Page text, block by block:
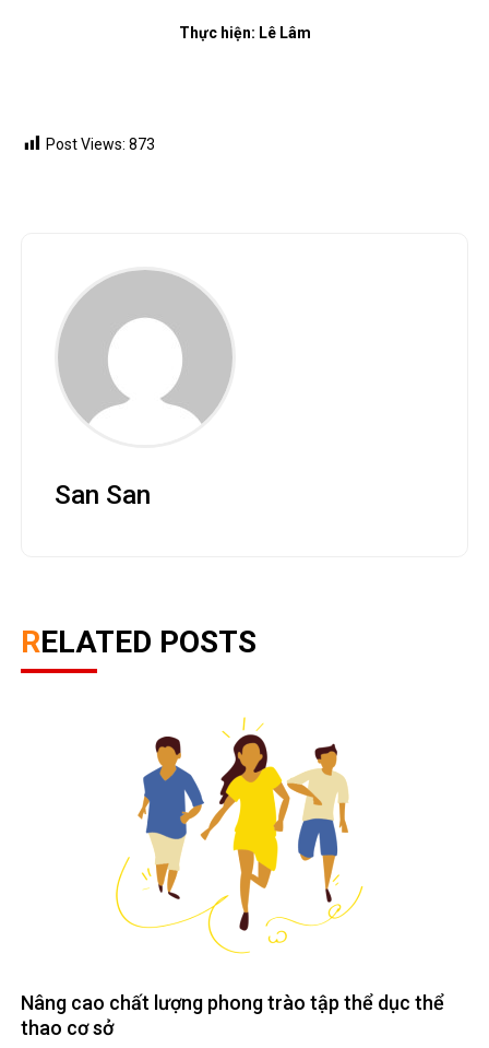
Thực hiện: Lê Lâm
Post Views: 873
San San
RELATED POSTS
Nâng cao chất lượng phong trào tập thể dục thể
thao cơ sở